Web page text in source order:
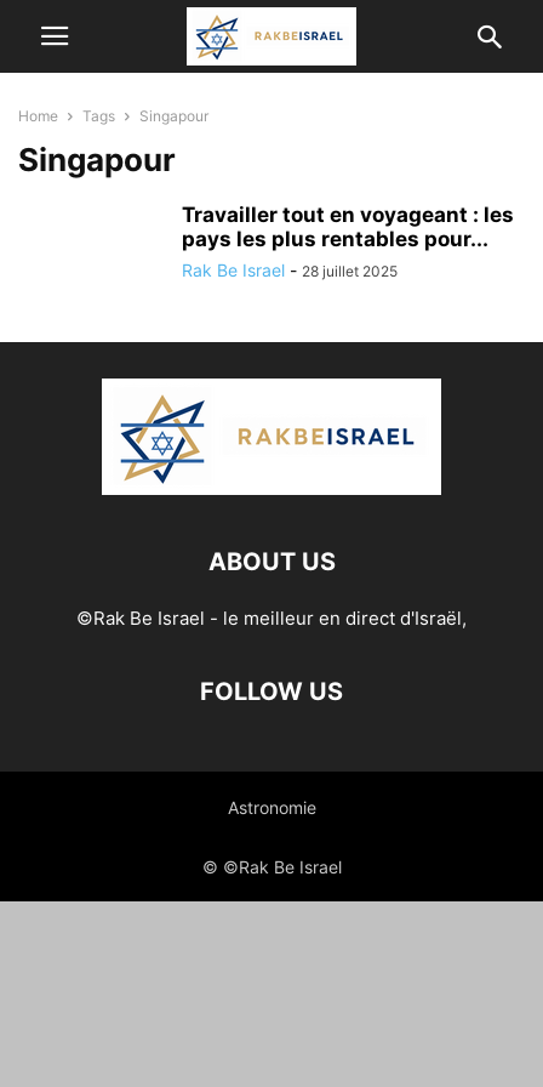
Home Tags Singapour
Singapour
Travailler tout en voyageant : les
pays les plus rentables pour...
Rak Be Israel - 28 juillet 2025
ABOUT US
©Rak Be Israel - le meilleur en direct d'Israël,
FOLLOW US
Astronomie
© ©Rak Be Israel